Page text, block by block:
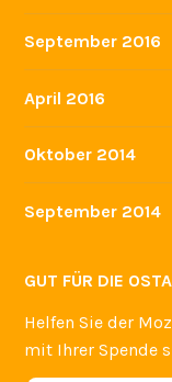
September 2016
April 2016
Oktober 2014
September 2014
GUT FÜR DIE
Helfen Sie der
mit Ihrer Spende